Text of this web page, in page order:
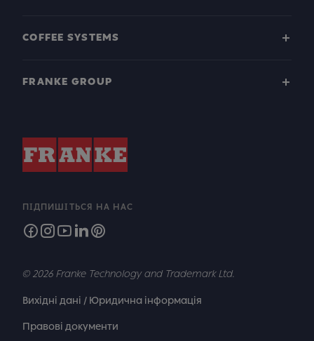
COFFEE SYSTEMS
FRANKE GROUP
ПІДПИШІТЬСЯ НА НАС
© 2026 Franke Technology and Trademark Ltd.
Вихідні дані / Юридична інформація
Правові документи